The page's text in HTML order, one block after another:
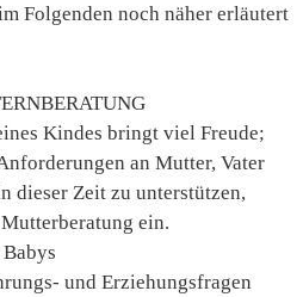
Folgenden noch näher erläutert
Kindes bringt viel Freude;
an Mutter, Vater
dieser Zeit zu unterstützen,
ein.
und Erziehungsfragen